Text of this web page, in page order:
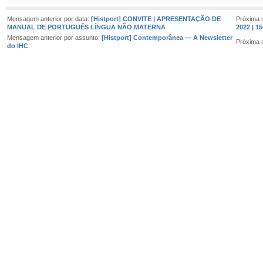
Mensagem anterior por data: [Histport] CONVITE | APRESENTAÇÃO DE
MANUAL DE PORTUGUÊS LÍNGUA NÃO MATERNA
Próxima
2022 |
Mensagem anterior por assunto: [Histport] Contemporânea — A Newsletter
do IHC
Próxima